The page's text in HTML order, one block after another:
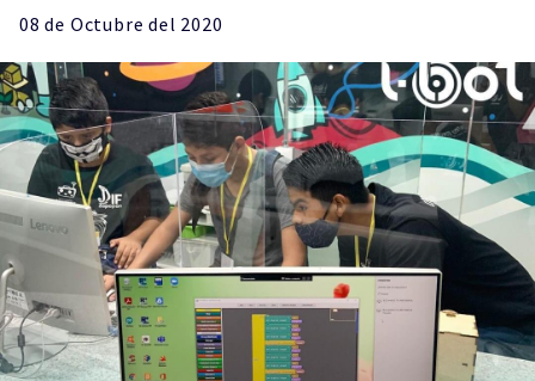
08 de Octubre del 2020